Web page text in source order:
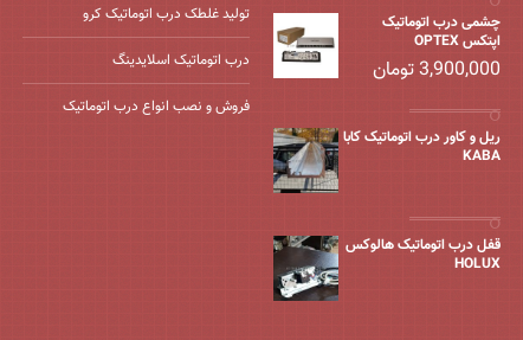
چشمی درب اتوماتیک
اپتکس OPTEX
3,900,000تومان
ریل و کاور درب اتوماتیک کابا
KABA
قفل درب اتوماتیک هالوکس
HOLUX
تولید غلطک درب اتوماتیک کرو
درب اتوماتیک اسلایدینگ
فروش و نصب انواع درب اتوماتیک